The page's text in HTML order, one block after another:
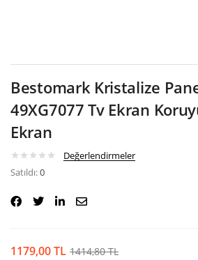
Bestomark Kristalize
49XG7077 Tv Ekran
Ekran
Değerlendirmeler
Satıldı:0
1179,00TL 1414,80TL